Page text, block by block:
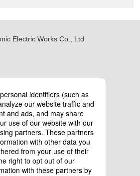
Electric Works Co., Ltd.